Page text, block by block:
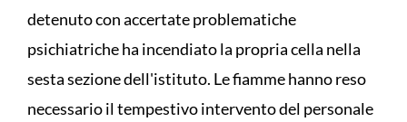
detenuto con accertate problematiche
psichiatriche ha incendiato la propria cella nella
sesta sezione dell'istituto. Le fiamme hanno reso
necessario il tempestivo intervento del personale